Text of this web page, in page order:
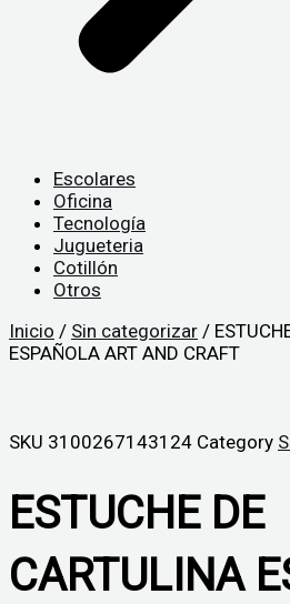
Escolares
Oficina
Tecnología
Jugueteria
Cotillón
Otros
Inicio / Sin categorizar /
ESPAÑOLA ART AND CRAFT
SKU 3100267143124 Category
ESTUCHE DE
CARTULINA